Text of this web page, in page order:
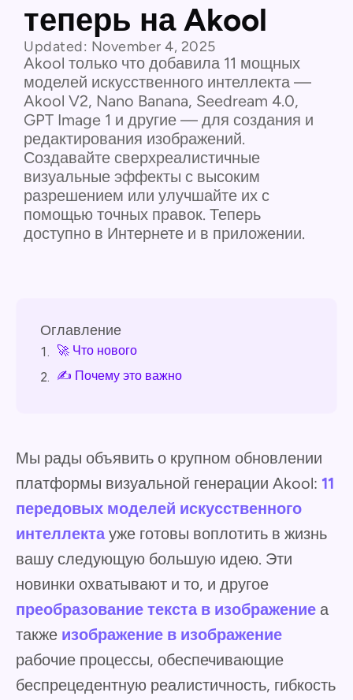
теперь на Akool
Updated: November 4, 2025
Akool только что добавила 11 мощных
моделей искусственного интеллекта —
Akool V2, Nano Banana, Seedream 4.0,
GPT Image 1 и другие — для создания и
редактирования изображений.
Создавайте сверхреалистичные
визуальные эффекты с высоким
разрешением или улучшайте их с
помощью точных правок. Теперь
доступно в Интернете и в приложении.
Оглавление
1. 🚀 Что нового
2. ✍️ Почему это важно
Мы рады объявить о крупном обновлении
платформы визуальной генерации Akool: 11
передовых моделей искусственного
интеллектауже готовы воплотить в жизнь
вашу следующую большую идею. Эти
новинки охватывают и то, и другое
преобразование текста в изображение а
также изображение в изображение
рабочие процессы, обеспечивающие
беспрецедентную реалистичность, гибкость